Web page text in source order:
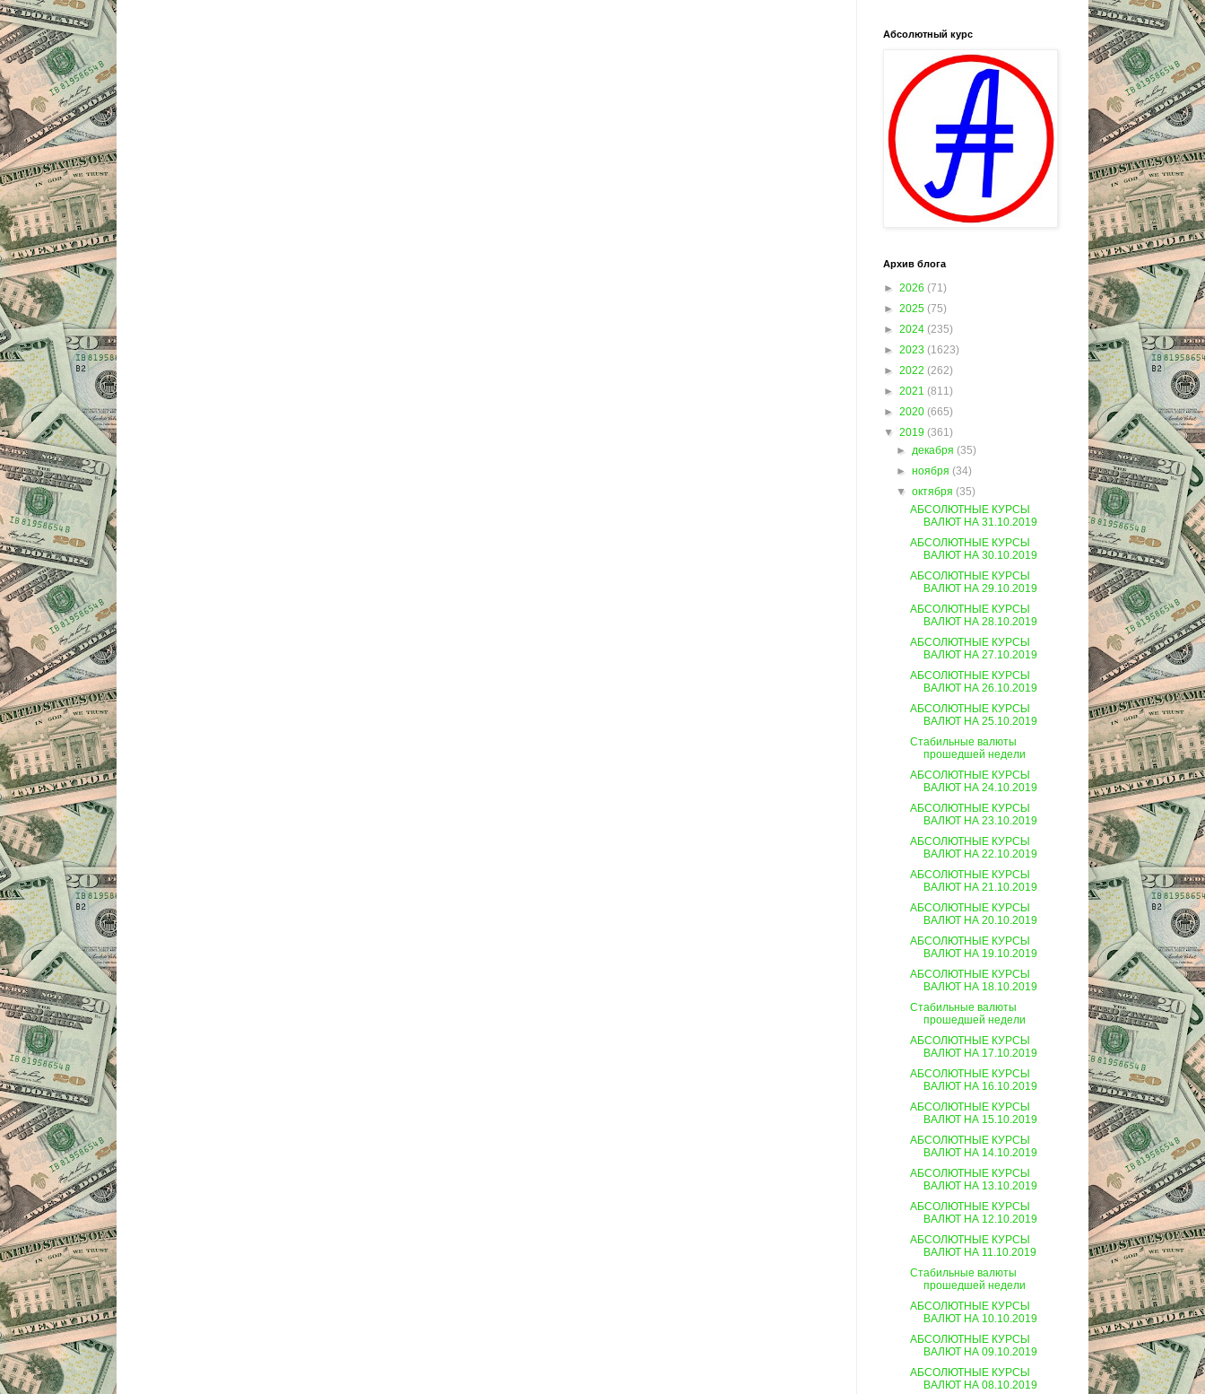
Абсолютный курс
Архив блога
► 2026 (71)
► 2025 (75)
► 2024 (235)
► 2023 (1623)
► 2022 (262)
► 2021 (811)
► 2020 (665)
▼ 2019 (361)
►декабря(35)
►ноября(34)
▼октября(35)
АБСОЛЮТНЫЕ КУРСЫ
ВАЛЮТ НА 31.10.2019
АБСОЛЮТНЫЕ КУРСЫ
ВАЛЮТ НА 30.10.2019
АБСОЛЮТНЫЕ КУРСЫ
ВАЛЮТ НА 29.10.2019
АБСОЛЮТНЫЕ КУРСЫ
ВАЛЮТ НА 28.10.2019
АБСОЛЮТНЫЕ КУРСЫ
ВАЛЮТ НА 27.10.2019
АБСОЛЮТНЫЕ КУРСЫ
ВАЛЮТ НА 26.10.2019
АБСОЛЮТНЫЕ КУРСЫ
ВАЛЮТ НА 25.10.2019
Стабильные валюты
прошедшей недели
АБСОЛЮТНЫЕ КУРСЫ
ВАЛЮТ НА 24.10.2019
АБСОЛЮТНЫЕ КУРСЫ
ВАЛЮТ НА 23.10.2019
АБСОЛЮТНЫЕ КУРСЫ
ВАЛЮТ НА 22.10.2019
АБСОЛЮТНЫЕ КУРСЫ
ВАЛЮТ НА 21.10.2019
АБСОЛЮТНЫЕ КУРСЫ
ВАЛЮТ НА 20.10.2019
АБСОЛЮТНЫЕ КУРСЫ
ВАЛЮТ НА 19.10.2019
АБСОЛЮТНЫЕ КУРСЫ
ВАЛЮТ НА 18.10.2019
Стабильные валюты
прошедшей недели
АБСОЛЮТНЫЕ КУРСЫ
ВАЛЮТ НА 17.10.2019
АБСОЛЮТНЫЕ КУРСЫ
ВАЛЮТ НА 16.10.2019
АБСОЛЮТНЫЕ КУРСЫ
ВАЛЮТ НА 15.10.2019
АБСОЛЮТНЫЕ КУРСЫ
ВАЛЮТ НА 14.10.2019
АБСОЛЮТНЫЕ КУРСЫ
ВАЛЮТ НА 13.10.2019
АБСОЛЮТНЫЕ КУРСЫ
ВАЛЮТ НА 12.10.2019
АБСОЛЮТНЫЕ КУРСЫ
ВАЛЮТ НА 11.10.2019
Стабильные валюты
прошедшей недели
АБСОЛЮТНЫЕ КУРСЫ
ВАЛЮТ НА 10.10.2019
АБСОЛЮТНЫЕ КУРСЫ
ВАЛЮТ НА 09.10.2019
АБСОЛЮТНЫЕ КУРСЫ
ВАЛЮТ НА 08.10.2019